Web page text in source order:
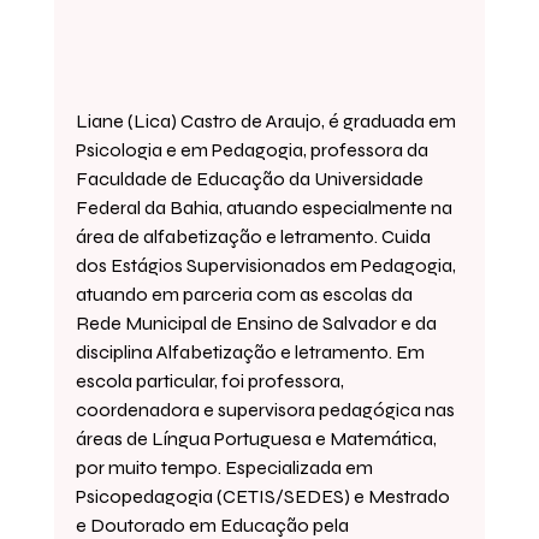
Liane (Lica) Castro de Araujo, é graduada em
Psicologia e em Pedagogia, professora da
Faculdade de Educação da Universidade
Federal da Bahia, atuando especialmente na
área de alfabetização e letramento. Cuida
dos Estágios Supervisionados em Pedagogia,
atuando em parceria com as escolas da
Rede Municipal de Ensino de Salvador e da
disciplina Alfabetização e letramento. Em
escola particular, foi professora,
coordenadora e supervisora pedagógica nas
áreas de Língua Portuguesa e Matemática,
por muito tempo. Especializada em
Psicopedagogia (CETIS/SEDES) e Mestrado
e Doutorado em Educação pela